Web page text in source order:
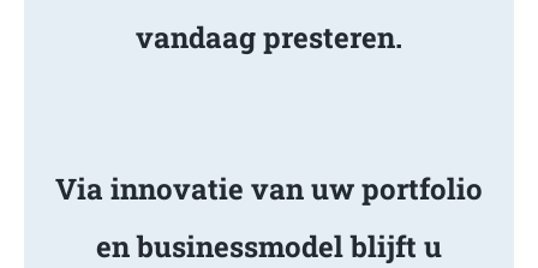
vandaag presteren.
Via innovatie van uw portfolio
en businessmodel blijft u